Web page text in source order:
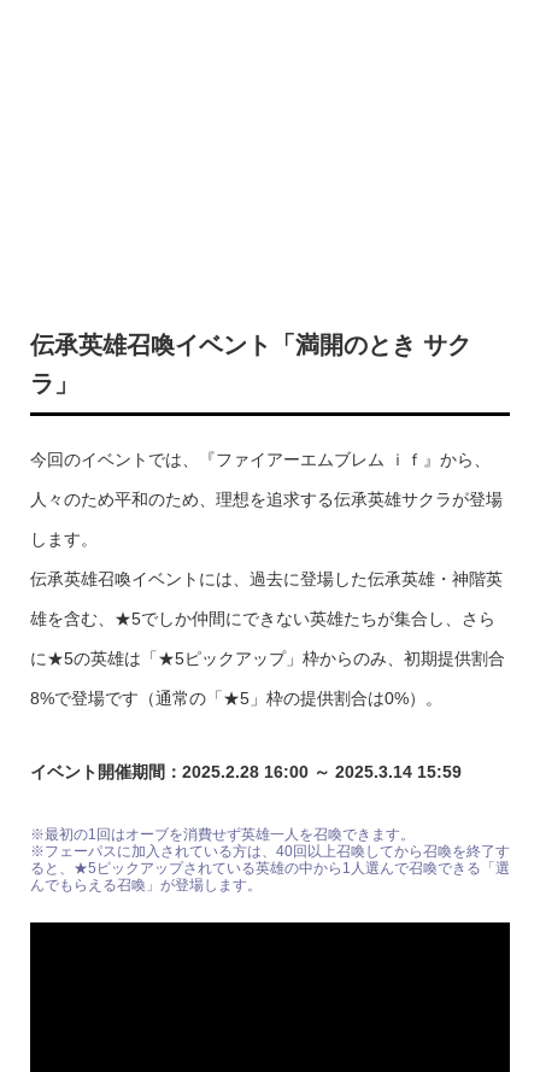
伝承英雄召喚イベント「満開のとき サク
ラ」
今回のイベントでは、『ファイアーエムブレム ｉｆ』から、
人々のため平和のため、理想を追求する伝承英雄サクラが登場
します。
伝承英雄召喚イベントには、過去に登場した伝承英雄・神階英
雄を含む、★5でしか仲間にできない英雄たちが集合し、さら
に★5の英雄は「★5ピックアップ」枠からのみ、初期提供割合
8%で登場です（通常の「★5」枠の提供割合は0%）。
イベント開催期間：2025.2.28 16:00 ～ 2025.3.14 15:59
※最初の1回はオーブを消費せず英雄一人を召喚できます。
※フェーパスに加入されている方は、40回以上召喚してから召喚を終了す
ると、★5ピックアップされている英雄の中から1人選んで召喚できる「選
んでもらえる召喚」が登場します。